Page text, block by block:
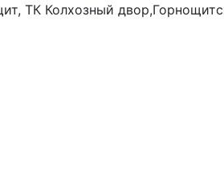
ТК Колхозный